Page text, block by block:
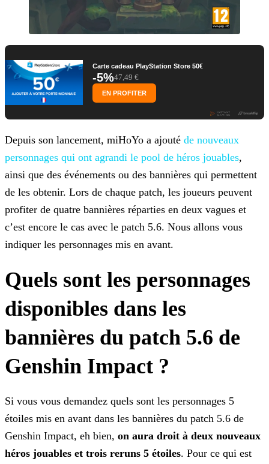
Carte cadeau PlayStation Store 50€
-5%47,49 €
EN PROFITER
Depuis son lancement, miHoYo a ajouté de nouveaux
personnages qui ont agrandi le pool de héros jouables,
ainsi que des événements ou des bannières qui permettent
de les obtenir. Lors de chaque patch, les joueurs peuvent
profiter de quatre bannières réparties en deux vagues et
c’est encore le cas avec le patch 5.6. Nous allons vous
indiquer les personnages mis en avant.
Quels sont les personnages
disponibles dans les
bannières du patch 5.6 de
Genshin Impact ?
Si vous vous demandez quels sont les personnages 5
étoiles mis en avant dans les bannières du patch 5.6 de
Genshin Impact, eh bien, on aura droit à deux nouveaux
héros jouables et trois reruns 5 étoiles. Pour ce qui est